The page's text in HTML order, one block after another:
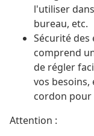
l'utiliser
bureau, etc.
Sécurité
comprend
de régler
vos
cordon pour
Attention :